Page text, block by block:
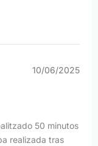
10/06/2025
50 minutos
realizada tras